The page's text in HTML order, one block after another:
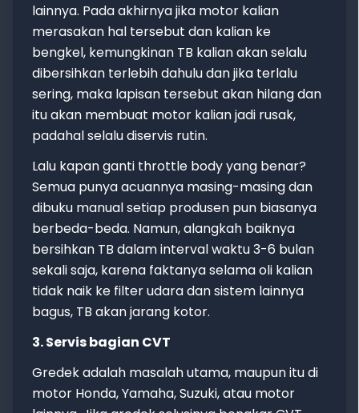
lainnya. Pada akhirnya jika motor kalian
merasakan hal tersebut dan kalian ke
bengkel, kemungkinan TB kalian akan selalu
dibersihkan terlebih dahulu dan jika terlalu
sering, maka lapisan tersebut akan hilang dan
itu akan membuat motor kalian jadi rusak,
padahal selalu diservis rutin.
Lalu kapan ganti throttle body yang benar?
Semua punya acuannya masing-masing dan
dibuku manual setiap produsen pun biasanya
berbeda-beda. Namun, alangkah baiknya
bersihkan TB dalam interval waktu 3-6 bulan
sekali saja, karena faktanya selama oli kalian
tidak naik ke filter udara dan sistem lainnya
bagus, TB akan jarang kotor.
3. Servis bagian CVT
Gredek adalah masalah utama, maupun itu di
motor Honda, Yamaha, Suzuki, atau motor